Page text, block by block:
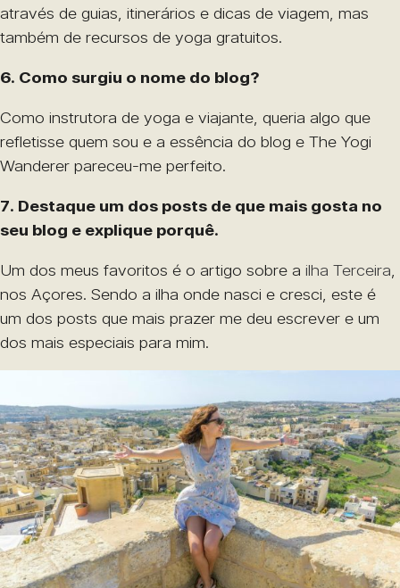
através de guias, itinerários e dicas de viagem, mas
também de recursos de yoga gratuitos.
6. Como surgiu o nome do blog?
Como instrutora de yoga e viajante, queria algo que
refletisse quem sou e a essência do blog e The Yogi
Wanderer pareceu-me perfeito.
7. Destaque um dos posts de que mais gosta no
seu blog e explique porquê.
Um dos meus favoritos é o artigo sobre a ilha Terceira
nos Açores. Sendo a ilha onde nasci e cresci, este é
um dos posts que mais prazer me deu escrever e um
dos mais especiais para mim.